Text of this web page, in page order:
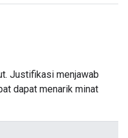
Justifikasi menjawab
dapat menarik minat